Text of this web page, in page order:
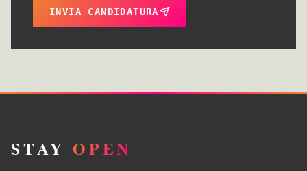
INVIA CANDIDATURA
STAY OPEN